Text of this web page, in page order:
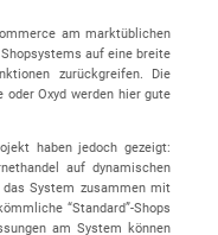
am marktüblichen
auf eine breite
zurückgreifen. Die
oder Oxyd werden hier gute
haben jedoch gezeigt:
auf dynamischen
System zusammen mit
“Standard”-Shops
am System können